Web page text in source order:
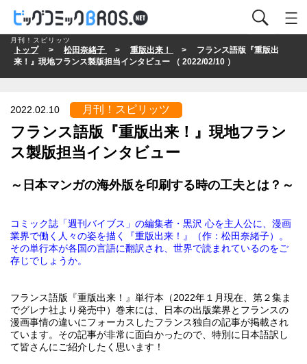
トップ> 松田奈緒子 > 重版出来！
> フランス語版『重版出
来！』現地フランス製版担当インタビュー （ 2022/02/10 ）
月刊！スピリッツ
2022.02.10
フランス語版『重版出来！』現地フラン
ス製版担当インタビュー
月刊！スピリッツ
～日本マンガの海外版を印刷する時の工夫とは？～
コミック誌「週刊バイブス」の編集者・黒沢 心を主人公に、漫画
業界で働く人々の姿を描く『重版出来！』（作：松田奈緒子）。
その単行本が各国の言語に翻訳され、世界で読まれているのをご
存じでしょうか。
フランス語版『重版出来！』単行本（2022年１月現在、第２集ま
でグレナ社より発売中）巻末には、日本の出版業界とフランスの
漫画事情の違いにフォーカスしたフランス独自の記事が掲載され
ています。その記事が非常に面白かったので、特別に日本語訳し
て皆さんにご紹介したく思います！